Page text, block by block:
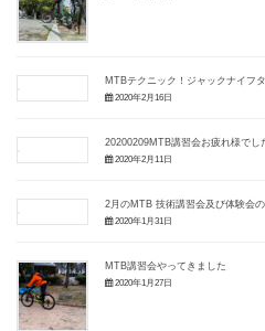
MTBテクニック！ジャックナイフ
2020年2月16日
20200209MTB講習会お疲れ様でし
2020年2月11日
2月のMTB 技術講習会及び体験会
2020年1月31日
MTB講習会やってきました
2020年1月27日